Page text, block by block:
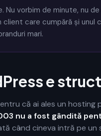
Nu vorbim de minute, nu
client care cumpără și
mari.
e
că ai ales un
nu a fost gândită
când cineva intră pe un